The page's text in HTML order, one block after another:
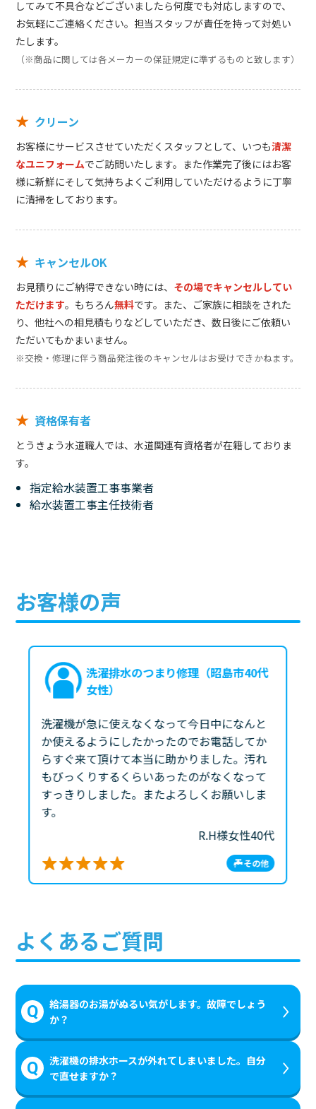
してみて不具合などございましたら何度でも対応しますので、
お気軽にご連絡ください。担当スタッフが責任を持って対処い
たします。
（※商品に関しては各メーカーの保証規定に準ずるものと致します）
★ クリーン
お客様にサービスさせていただくスタッフとして、いつも清潔
なユニフォームでご訪問いたします。また作業完了後にはお客
様に新鮮にそして気持ちよくご利用していただけるように丁寧
に清掃をしております。
★ キャンセルOK
お見積りにご納得できない時には、 その場でキャンセルしてい
ただけます。もちろん無料です。また、ご家族に相談をされた
り、他社への相見積もりなどしていただき、数日後にご依頼い
ただいてもかまいません。
※交換・修理に伴う商品発注後のキャンセルはお受けできかねます。
★ 資格保有者
とうきょう水道職人では、水道関連有資格者が在籍しておりま
す。
指定給水装置工事事業者
給水装置工事主任技術者
お客様の声
洗濯排水のつまり修理（昭島市40代
女性）
洗濯機が急に使えなくなって今日中になんと
か使えるようにしたかったのでお電話してか
らすぐ来て頂けて本当に助かりました。汚れ
もびっくりするくらいあったのがなくなって
すっきりしました。またよろしくお願いしま
す。
R.H様女性40代
その他
よくあるご質問
給湯器のお湯がぬるい気がします。故障でしょう
か？
洗濯機の排水ホースが外れてしまいました。自分
で直せますか？